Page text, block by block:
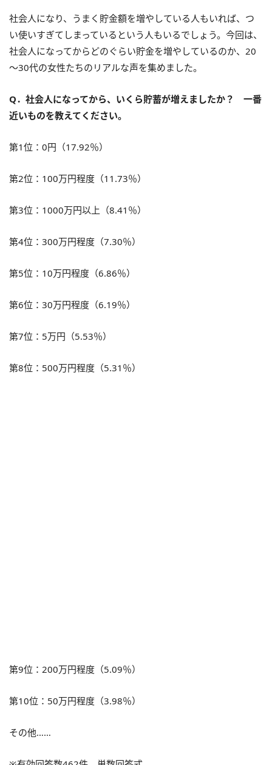
社会人になり、うまく貯金額を増やしている人もいれば、つ
い使いすぎてしまっているという人もいるでしょう。今回は、
社会人になってからどのぐらい貯金を増やしているのか、20
～30代の女性たちのリアルな声を集めました。
Q．社会人になってから、いくら貯蓄が増えましたか？ 一番
近いものを教えてください。
第1位：0円（17.92％）
第2位：100万円程度（11.73％）
第3位：1000万円以上（8.41％）
第4位：300万円程度（7.30％）
第5位：10万円程度（6.86％）
第6位：30万円程度（6.19％）
第7位：5万円（5.53％）
第8位：500万円程度（5.31％）
第9位：200万円程度（5.09％）
第10位：50万円程度（3.98％）
その他……